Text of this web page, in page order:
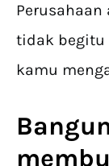
Perusahaan
tidak begitu
kamu